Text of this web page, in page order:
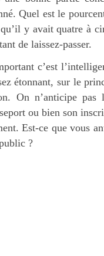
Quel est le
y avait quatre à
de laissez-passer.
c’est
étonnant, sur le
On n’anticipe
ou bien son
Est-ce que vous
?